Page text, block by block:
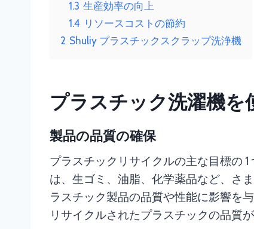
1.3 生産効率の向上
1.4 リソースコストの節約
2 Shuliy プラスチックスクラップ洗浄機
プラスチック洗濯機を
製品の品質の確保
プラスチックリサイクルの主な目標の
は、生ゴミ、油脂、化学薬品など、さ
ラスチック製品の品質や性能に影響を
リサイクルされたプラスチックの品質